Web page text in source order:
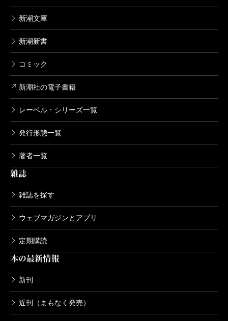
新潮文庫
新潮新書
コミック
新潮社の電子書籍
レーベル・シリーズ一覧
発行形態一覧
著者一覧
雑誌
雑誌を探す
ウェブマガジンとアプリ
定期購読
本の最新情報
新刊
近刊（まもなく発売）